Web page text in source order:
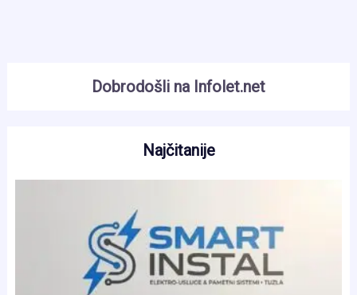
Dobrodošli na Infolet.net
Najčitanije